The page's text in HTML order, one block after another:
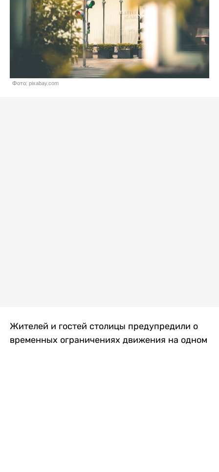
Фото: pixabay.com
Жителей и гостей столицы предупредили о
временных ограничениях движения на одном